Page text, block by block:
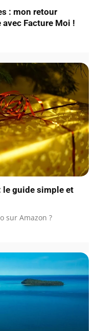
: mon retour
Facture Moi !
le guide simple et
sur Amazon ?